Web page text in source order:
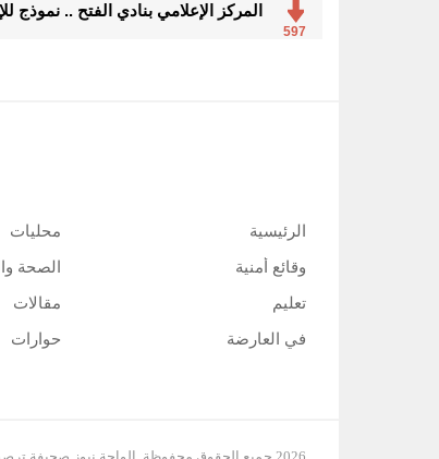
597
المركز الإعلامي بنادي الفتح .. نموذج
الرئيسية محليات
وقائع أمنية الصحة
تعليم مقالات
في العارضة حوارات